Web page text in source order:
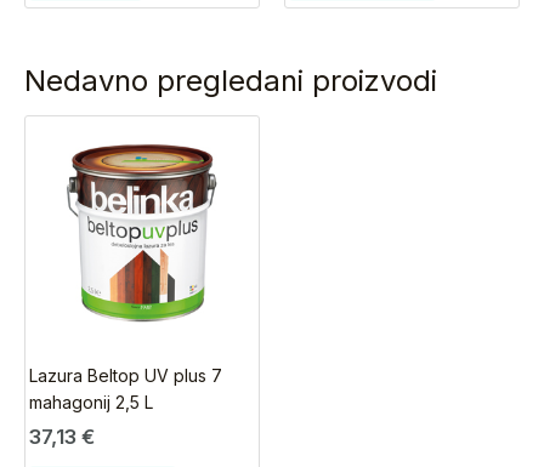
Nedavno pregledani proizvodi
Lazura Beltop UV plus 7
mahagonij 2,5 L
37,13 €